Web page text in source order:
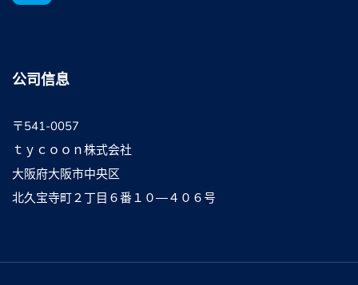
公司信息
〒541-0057
ｔｙｃｏｏｎ株式会社
大阪府大阪市中央区
北久宝寺町２丁目６番１０―４０６号